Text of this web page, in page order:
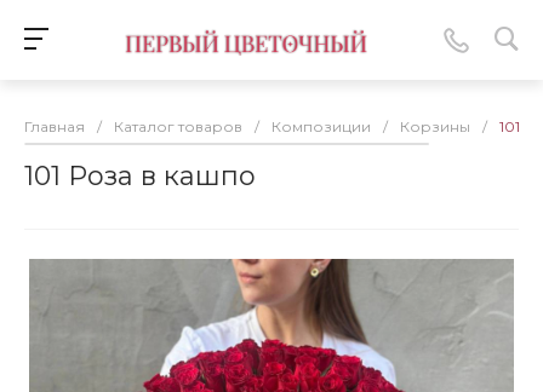
Главная / Каталог товаров / Композиции / Корзины / 101
101 Роза в кашпо